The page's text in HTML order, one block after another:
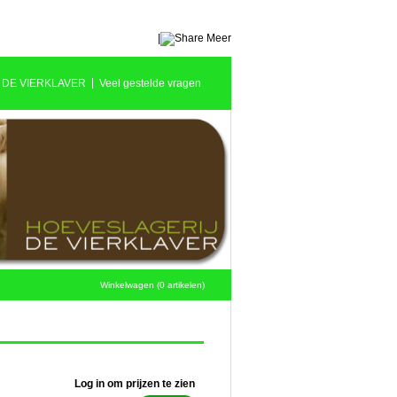
Meer
VIERKLAVER Veel gestelde vragen
Winkelwagen (0 artikelen)
Log in om prijzen te zien